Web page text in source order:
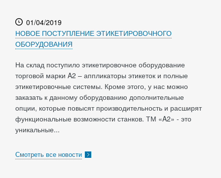
01/04/2019
НОВОЕ ПОСТУПЛЕНИЕ ЭТИКЕТИРОВОЧНОГО
ОБОРУДОВАНИЯ
На склад поступило этикетировочное оборудование
торговой марки A2 – аппликаторы этикеток и полные
этикетировочные системы. Кроме этого, у нас можно
заказать к данному оборудованию дополнительные
опции, которые повысят производительность и расширят
функциональные возможности станков. ТМ «A2» - это
уникальные...
Смотреть все новости